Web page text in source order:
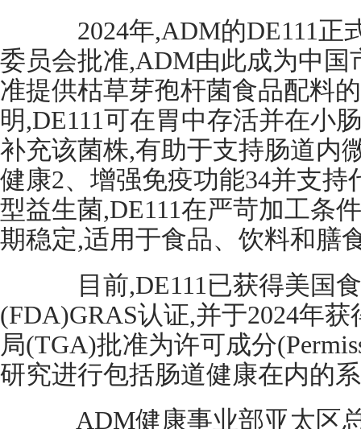
2024年,ADM的DE111正
委员会批准,ADM由此成为中国
准提供枯草芽孢杆菌食品配料
明,DE111可在胃中存活并在小
补充该菌株,有助于支持肠道内
健康2、增强免疫功能34并支
型益生菌,DE111在严苛加工条
期稳定,适用于食品、饮料和膳
目前,DE111已获得美国食
(FDA)GRAS认证,并于2024年
局(TGA)批准为许可成分
研究进行包括肠道健康在内的
ADM健康事业部亚太区总